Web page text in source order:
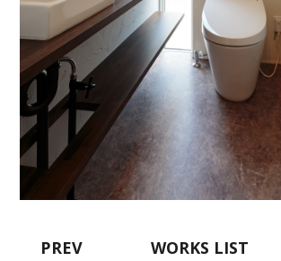
PREV WORKS LIST